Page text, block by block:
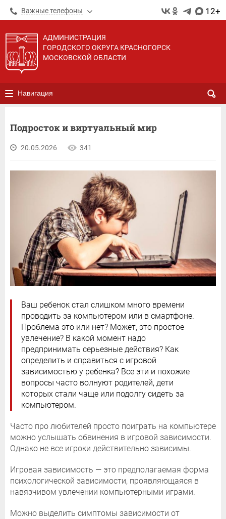
Важные телефоны 12+
АДМИНИСТРАЦИЯ
ГОРОДСКОГО ОКРУГА КРАСНОГОРСК
МОСКОВСКОЙ ОБЛАСТИ
Навигация
Подросток и виртуальный мир
20.05.2026 341
Ваш ребенок стал слишком много времени
проводить за компьютером или в смартфоне.
Проблема это или нет? Может, это простое
увлечение? В какой момент надо
предпринимать серьезные действия? Как
определить и справиться с игровой
зависимостью у ребенка? Все эти и похожие
вопросы часто волнуют родителей, дети
которых стали чаще или подолгу сидеть за
компьютером.
Часто про любителей просто поиграть на компьютере
можно услышать обвинения в игровой зависимости.
Однако не все игроки действительно зависимы.
Игровая зависимость — это предполагаемая форма
психологической зависимости, проявляющаяся в
навязчивом увлечении компьютерными играми.
Можно выделить симптомы зависимости от